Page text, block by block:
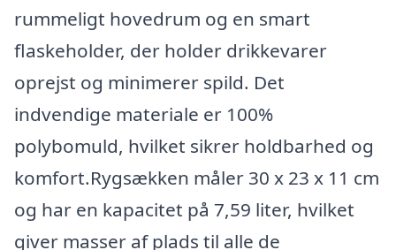
rummeligt hovedrum og en smart
flaskeholder, der holder drikkevarer
oprejst og minimerer spild. Det
indvendige materiale er 100%
polybomuld, hvilket sikrer holdbarhed og
komfort.Rygsækken måler 30 x 23 x 11 cm
og har en kapacitet på 7,59 liter, hvilket
giver masser af plads til alle de